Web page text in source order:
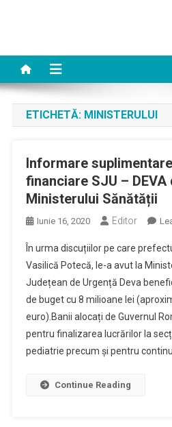
ETICHETĂ: MINISTERULUI
Informare
financiare SJU – DEVA
Ministerului Sănătății
Iunie 16, 2020 Editor
În urma discuțiilor pe care
Vasilică Potecă, le-a avut la
Județean de Urgență Deva
de buget cu 8 milioane lei
euro).Banii alocați de Guvernul
pentru finalizarea lucrărilor la
pediatrie precum și pentru
Continue Reading